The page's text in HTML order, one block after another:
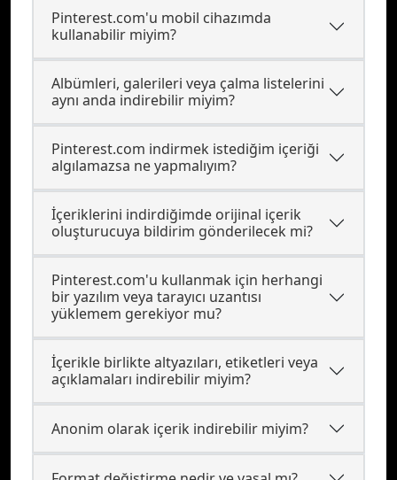
Pinterest.com'u mobil cihazımda
kullanabilir miyim?
Albümleri, galerileri veya çalma listelerini
aynı anda indirebilir miyim?
Pinterest.com indirmek istediğim içeriği
algılamazsa ne yapmalıyım?
İçeriklerini indirdiğimde orijinal içerik
oluşturucuya bildirim gönderilecek mi?
Pinterest.com'u kullanmak için herhangi
bir yazılım veya tarayıcı uzantısı
yüklemem gerekiyor mu?
İçerikle birlikte altyazıları, etiketleri veya
açıklamaları indirebilir miyim?
Anonim olarak içerik indirebilir miyim?